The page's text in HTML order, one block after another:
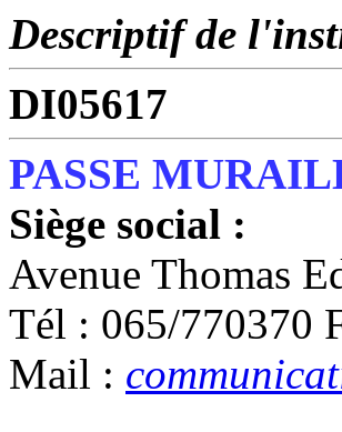
Descriptif de
DI05617
PASSE
Siège social :
Avenue Thomas
Tél : 065/770370
Mail :